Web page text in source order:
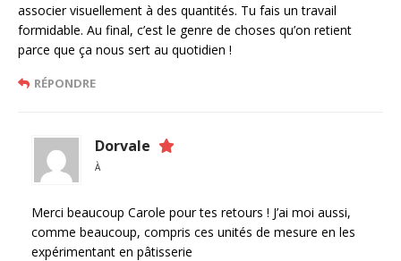
associer visuellement à des quantités. Tu fais un travail
formidable. Au final, c’est le genre de choses qu’on retient
parce que ça nous sert au quotidien !
RÉPONDRE
Dorvale
À
Merci beaucoup Carole pour tes retours ! J’ai moi aussi,
comme beaucoup, compris ces unités de mesure en les
expérimentant en pâtisserie